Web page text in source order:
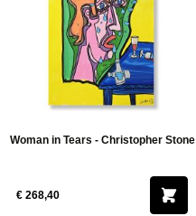
Woman in Tears - Christopher Stone
€ 268,40